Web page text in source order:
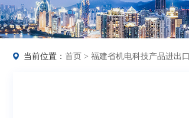
当前位置： 首页 > 福建省机电科技产品进出